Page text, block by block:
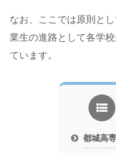
なお、ここでは原則と
業生の進路として各学
ています。
都城高